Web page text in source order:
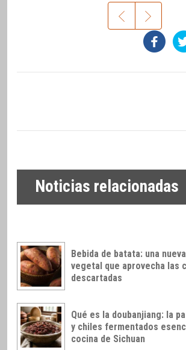
Noticias relacionadas
Bebida de batata: una
vegetal que aprovecha las
descartadas
Qué es la doubanjiang: la
y chiles fermentados
cocina de Sichuan